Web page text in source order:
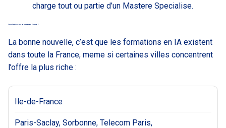
charge tout ou partie d’un Mastere Specialise.
Localisation : ou se former en France ?
La bonne nouvelle, c’est que les formations en IA existent
dans toute la France, meme si certaines villes concentrent
l’offre la plus riche :
Ile-de-France
Paris-Saclay, Sorbonne, Telecom Paris,